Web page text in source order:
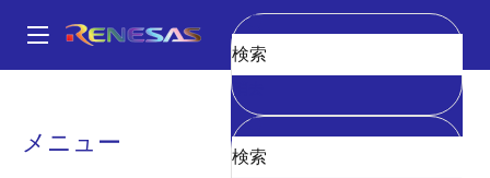
ン
Main
navigation
メニュー
消去
パ
74FCT139T